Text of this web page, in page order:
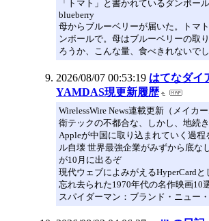
「トマト」と書かれているダンボー
blueberry
母からブルーベリーが届いた。トマ
ンボールで。母はブルーベリーの取
ろうか、こんな量、食べきれないで
2026/08/07 00:53:19 はてなダイ
YAMDAS現更新履歴
WirelessWire News連載更新（メイカ
衛テックの不都合な、しかし、地続き
Appleが中国に取り込まれていく過
ル自壊 世界最強企業がみずから底な
が10月に出るぞ
現代ウェブによみがえるHyperCardと
忘れ去られた1970年代の名作映画10
スパイダーマン：ブランド・ニュー